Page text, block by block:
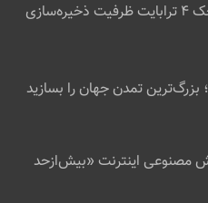
این کارت حافظه کوچک ۴ ترابایت ظرفیت ذخیره‌سازی
اینترنت «بیش‌از‌حد